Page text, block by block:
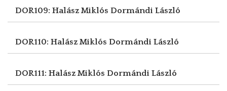
DOR109: Halász Miklós Dormándi László
DOR110: Halász Miklós Dormándi László
DOR111: Halász Miklós Dormándi László